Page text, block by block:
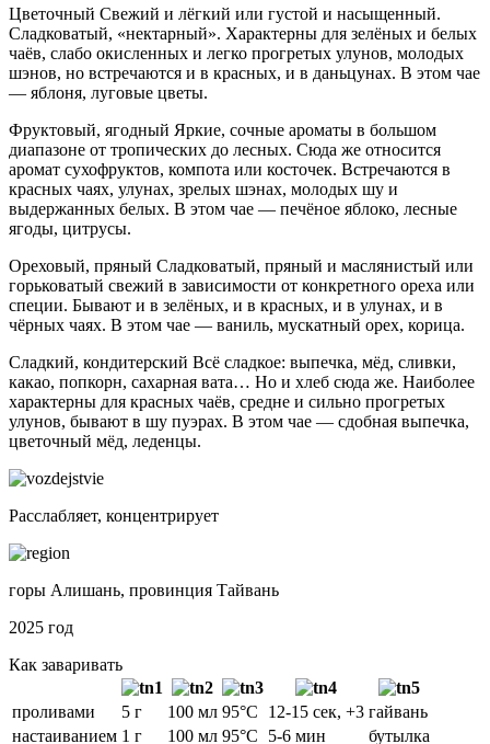
Цветочный Свежий и лёгкий или густой и насыщенный.
Сладковатый, «нектарный». Характерны для зелёных и белых
чаёв, слабо окисленных и легко прогретых улунов, молодых
шэнов, но встречаются и в красных, и в даньцунах. В этом чае
— яблоня, луговые цветы.
Фруктовый, ягодный Яркие, сочные ароматы в большом
диапазоне от тропических до лесных. Сюда же относится
аромат сухофруктов, компота или косточек. Встречаются в
красных чаях, улунах, зрелых шэнах, молодых шу и
выдержанных белых. В этом чае — печёное яблоко, лесные
ягоды, цитрусы.
Ореховый, пряный Сладковатый, пряный и маслянистый или
горьковатый свежий в зависимости от конкретного ореха или
специи. Бывают и в зелёных, и в красных, и в улунах, и в
чёрных чаях. В этом чае — ваниль, мускатный орех, корица.
Сладкий, кондитерский Всё сладкое: выпечка, мёд, сливки,
какао, попкорн, сахарная вата… Но и хлеб сюда же. Наиболее
характерны для красных чаёв, средне и сильно прогретых
улунов, бывают в шу пуэрах. В этом чае — сдобная выпечка,
цветочный мёд, леденцы.
Расслабляет, концентрирует
горы Алишань, провинция Тайвань
2025 год
Как заваривать
проливами 5 г 100 мл 95°C 12-15 сек, +3 гайвань
настаиванием 1 г 100 мл 95°C 5-6 мин
бутылка